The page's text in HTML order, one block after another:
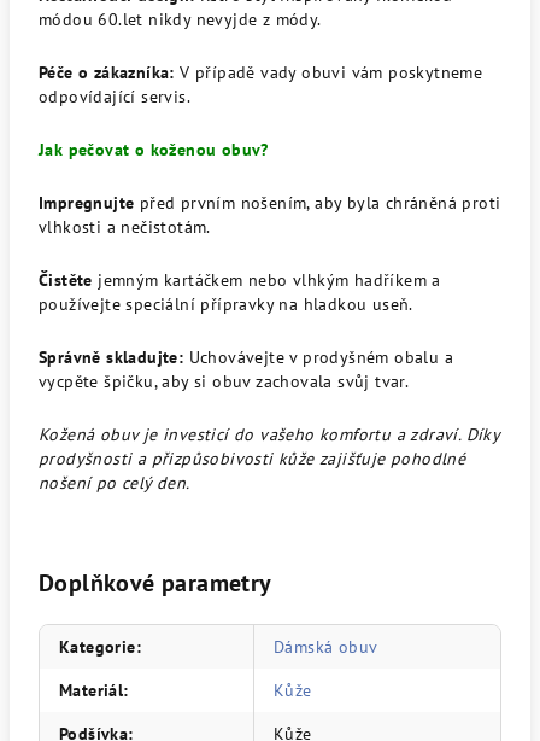
módou 60.let nikdy nevyjde z módy.
Péče o zákazníka: V případě vady obuvi vám poskytneme
odpovídající servis.
Jak pečovat o koženou obuv?
Impregnujte před prvním nošením, aby byla chráněná proti
vlhkosti a nečistotám.
Čistěte jemným kartáčkem nebo vlhkým hadříkem a
používejte speciální přípravky na hladkou useň.
Správně skladujte: Uchovávejte v prodyšném obalu a
vycpěte špičku, aby si obuv zachovala svůj tvar.
Kožená obuv je investicí do vašeho komfortu a zdraví. Díky
prodyšnosti a přizpůsobivosti kůže zajišťuje pohodlné
nošení po celý den.
Doplňkové parametry
Kategorie:
Dámská obuv
Materiál:
Kůže
Podšívka:
Kůže